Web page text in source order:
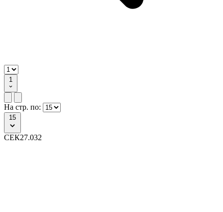
1
На стр. по:
15
СЕК27.032